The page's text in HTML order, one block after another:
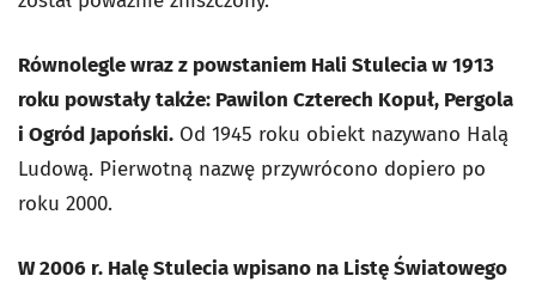
Równolegle wraz z powstaniem Hali Stulecia w 1913
roku powstały także: Pawilon Czterech Kopuł, Pergola
i Ogród Japoński. Od 1945 roku obiekt nazywano Halą
Ludową. Pierwotną nazwę przywrócono dopiero po
roku 2000.
W 2006 r. Halę Stulecia wpisano na Listę Światowego